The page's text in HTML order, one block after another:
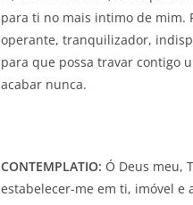
para ti no mais intimo de mim.
operante, tranquilizador,
para que possa travar contigo
acabar nunca.
CONTEMPLATIO: Ó Deus meu,
estabelecer-me em ti, imóvel e